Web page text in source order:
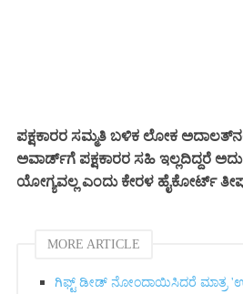
ಪಕ್ಷಕಾರರ ಸಮ್ಮತಿ ಬಳಿಕ ಲೋಕ
ಅವಾರ್ಡ್‌ಗೆ ಪಕ್ಷಕಾರರ ಸಹಿ ಇಲ್ಲದಿದ್ದರೆ
ಯೋಗ್ಯವಲ್ಲ ಎಂದು ಕೇರಳ ಹೈಕೋರ್ಟ್
MORE ARTICLE
ಗಿಫ್ಟ್‌ ಡೀಡ್ ನೋಂದಾಯಿಸಿದರೆ ಮಾತ್ರ